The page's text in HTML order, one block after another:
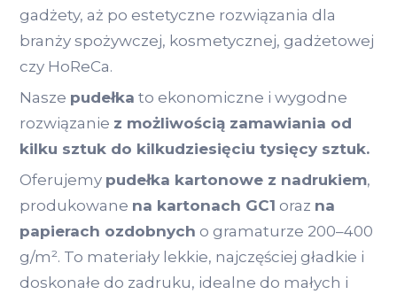
gadżety, aż po estetyczne rozwiązania dla
branży spożywczej, kosmetycznej, gadżetowej
czy HoReCa.
Nasze pudełka to ekonomiczne i wygodne
rozwiązanie z możliwością zamawiania od
kilku sztuk do kilkudziesięciu tysięcy sztuk.
Oferujemy pudełka kartonowe z nadrukiem,
produkowane na kartonach GC1 oraz na
papierach ozdobnych o gramaturze 200–400
g/m². To materiały lekkie, najczęściej gładkie i
doskonałe do zadruku, idealne do małych i